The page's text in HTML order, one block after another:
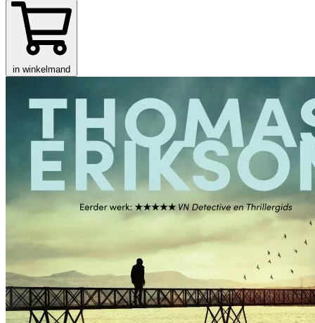
in winkelmand